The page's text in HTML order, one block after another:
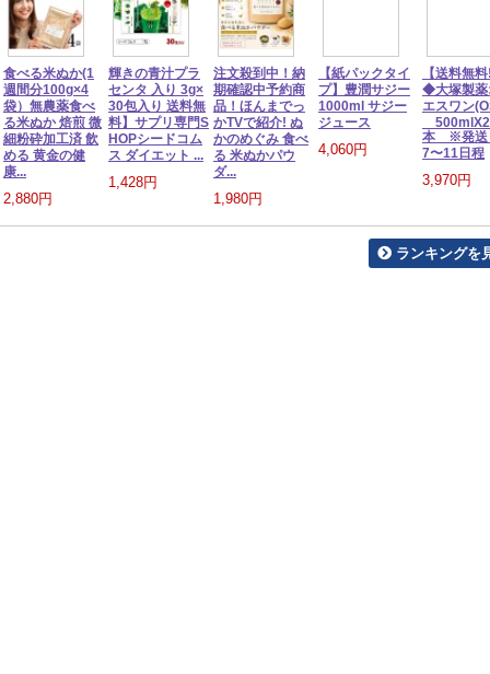
食べる米ぬか(1
週間分100g×4
袋）無農薬食べ
る米ぬか 焙煎 微
細粉砕加工済 飲
める 黄金の健
康...
2,880円
輝きの青汁プラ
センタ 入り 3g×
30包入り 送料無
料】サプリ専門S
HOPシードコム
ス ダイエット ...
1,428円
注文殺到中！納
期確認中予約商
品！ほんまでっ
かTVで紹介! ぬ
かのめぐみ 食べ
る 米ぬかパウ
ダ...
1,980円
【紙パックタイ
プ】豊潤サジー
1000ml サジー
ジュース
4,060円
【送料無
◆大塚製薬
エスワン
本 ※発送
7〜11日程
3,970円
ランキングを